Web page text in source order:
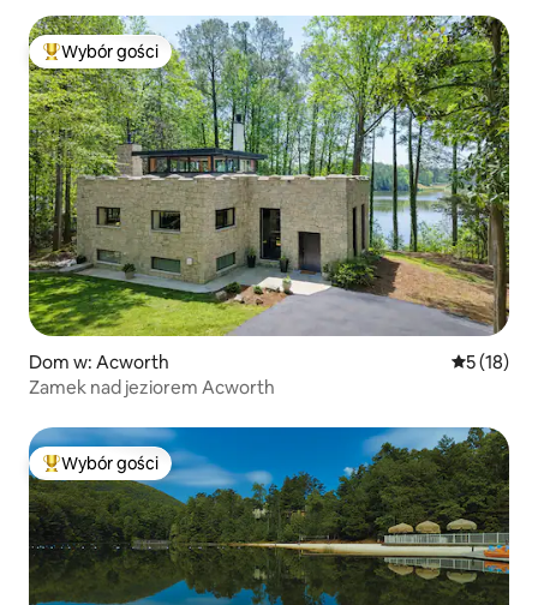
Najpopularniejsze z kategorii Wybór gości
Wybór gości
Dom w: Acworth Średnia
5 (18)
Zamek nad jeziorem Acworth
Najpopularniejsze z kategorii Wybór gości
Wybór gości